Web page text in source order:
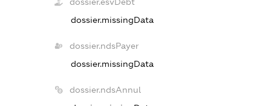
dossier.esvDebt
dossier.missingData
dossier.ndsPayer
dossier.missingData
dossier.ndsAnnul